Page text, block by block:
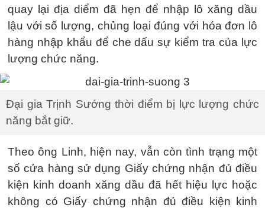
quay lại địa diểm đã hẹn để nhập lô xăng dầu
lậu với số lượng, chủng loại đúng với hóa đơn lô
hàng nhập khẩu để che dấu sự kiểm tra của lực
lượng chức năng.
Đại gia Trịnh Sướng thời điểm bị lực lượng chức
năng bắt giữ.
Theo ông Linh, hiện nay, vẫn còn tình trạng một
số cửa hàng sử dụng Giấy chứng nhận đủ điều
kiện kinh doanh xăng dầu đã hết hiệu lực hoặc
không có Giấy chứng nhận đủ điều kiện kinh